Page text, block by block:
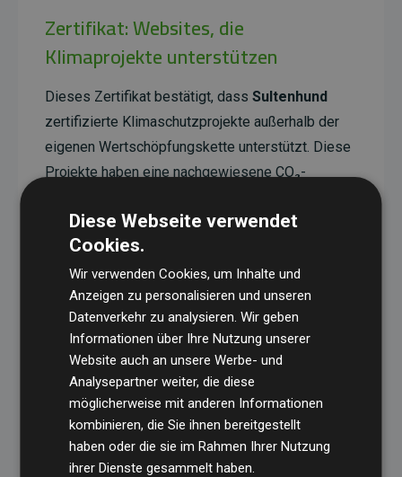
Zertifikat: Websites, die
Klimaprojekte unterstützen
Dieses Zertifikat bestätigt, dass Sultenhund
zertifizierte Klimaschutzprojekte außerhalb der
eigenen Wertschöpfungskette unterstützt. Diese
Projekte haben eine nachgewiesene CO₂-
Doppelten der geschätzten Emissionen der
Website entspricht.
Alle unterstützten Projekte werden durch
Standardverifiziert und erfüllen höchste
Anforderungen an Qualität, tatsächliche
Klimawirkung und Transparenz. Weitere
Informationen zu den einzelnen Projekten finden
Sie hier.
Diese Webseite verwendet
Cookies.
Wir verwenden Cookies, um Inhalte und
Anzeigen zu personalisieren und unseren
Datenverkehr zu analysieren. Wir geben
Informationen über Ihre Nutzung unserer
Website auch an unsere Werbe- und
Analysepartner weiter, die diese
möglicherweise mit anderen Informationen
kombinieren, die Sie ihnen bereitgestellt
haben oder die sie im Rahmen Ihrer Nutzung
ihrer Dienste gesammelt haben.